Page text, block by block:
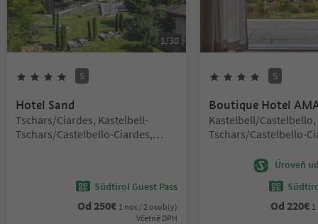
1 /30
hvězdy
S
Hotel Sand
Lokalita:
Tschars/Ciardes, Kastelbell-
Tschars/Castelbello-Ciardes,
Südtirol Guest Pass
Od 250€ 1 noc / 2 osob(y)
Včetně DPH
hvězdy
S
Boutique Hotel
Lokalita:
Kastelbell/
Tschars/Castelbello-
Úroveň
Od 220€